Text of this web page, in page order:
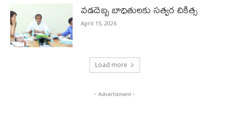
వడదెబ్బ బాధితులకు సత్వర చికిత్స
April 15, 2026
Load more
- Advertisment -